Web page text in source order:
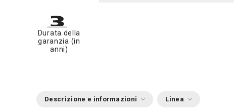
Durata della
garanzia (in
anni)
Descrizione e informazioni Linea